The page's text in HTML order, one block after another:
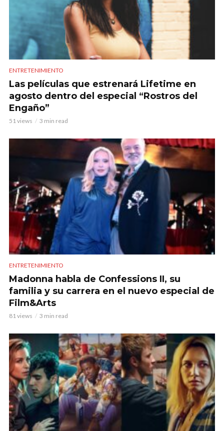
ENTRETENIMIENTO
Las películas que estrenará Lifetime en
agosto dentro del especial “Rostros del
Engaño”
51 views 3 min read
ENTRETENIMIENTO
Madonna habla de Confessions II, su
familia y su carrera en el nuevo especial de
Film&Arts
81 views 3 min read